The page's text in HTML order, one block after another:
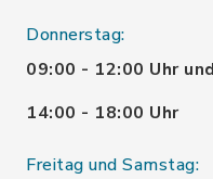
Donnerstag:
09:00 - 12:00 Uhr und
14:00 - 18:00 Uhr
Freitag und Samstag: